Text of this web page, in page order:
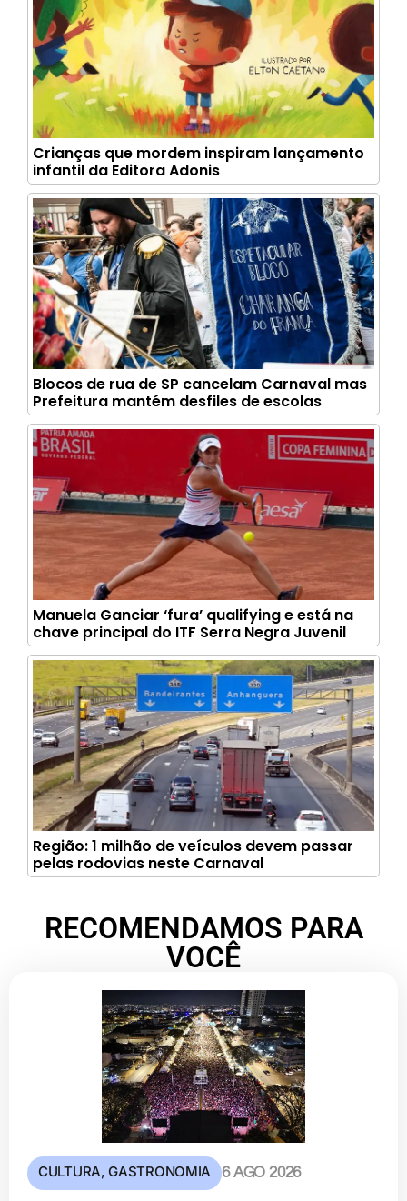
Crianças que mordem inspiram lançamento
infantil da Editora Adonis
Blocos de rua de SP cancelam Carnaval mas
Prefeitura mantém desfiles de escolas
Manuela Ganciar ‘fura’ qualifying e está na
chave principal do ITF Serra Negra Juvenil
Região: 1 milhão de veículos devem passar
pelas rodovias neste Carnaval
RECOMENDAMOS PARA
VOCÊ
CULTURA,GASTRONOMIA 6 AGO 2026